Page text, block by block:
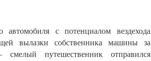
автомобиля с потенциалом вездехода
вылазки собственника машины за
путешественник отправился